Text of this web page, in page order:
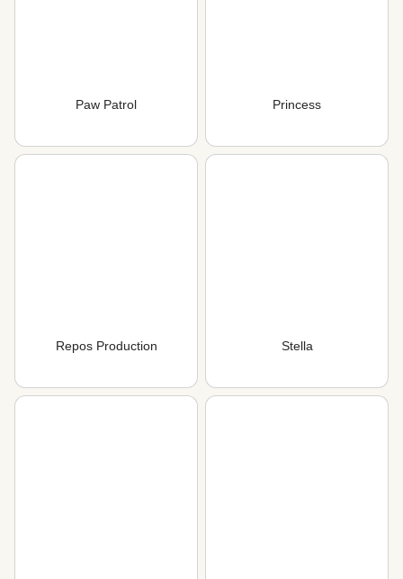
Paw Patrol Princess
Repos Production Stella